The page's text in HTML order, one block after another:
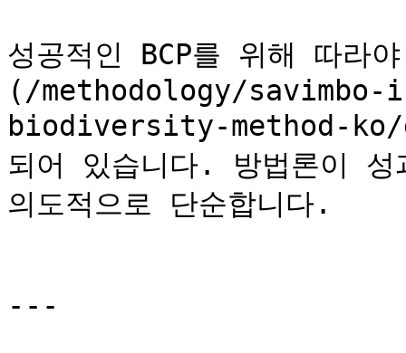
성공적인 BCP를 위해 따라
(/methodology/
biodiversity-method-
되어 있습니다. 방법론이
의도적으로 단순합니다.
---